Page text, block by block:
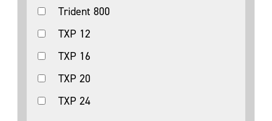
Trident 800
TXP 12
TXP 16
TXP 20
TXP 24